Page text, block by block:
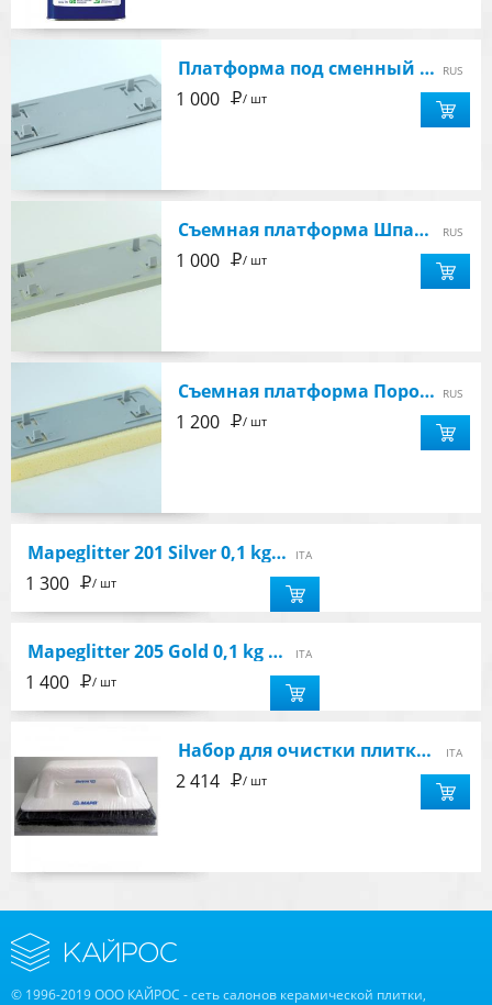
Платформа под сменный блок - INVIKTUS RUS
1 000 Р/ шт
Съемная платформа Шпатель - INVIKTUS RUS
1 000 Р/ шт
Съемная платформа Поролоновая - INVIKTUS RUS
1 200 Р/ шт
Mapeglitter 201 Silver 0,1 kg добавка блеск для затирочных составов ITA
1 300 Р/ шт
Mapeglitter 205 Gold 0,1 kg добавка блеск для затирочных составов ITA
1 400 Р/ шт
Набор для очистки плитки (шпатель две губки) ITA
2 414 Р/ шт
© 1996-2019 ООО КАЙРОС - сеть салонов керамической плитки,